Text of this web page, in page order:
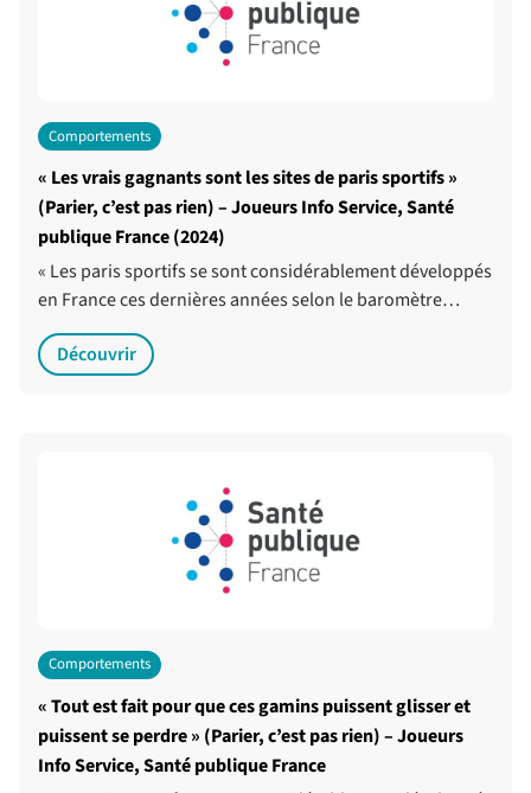
Comportements
« Les vrais gagnants sont les sites de paris sportifs »
(Parier, c’est pas rien) – Joueurs Info Service, Santé
publique France (2024)
« Les paris sportifs se sont considérablement développés
en France ces dernières années selon le baromètre…
Découvrir
Comportements
« Tout est fait pour que ces gamins puissent glisser et
puissent se perdre » (Parier, c’est pas rien) – Joueurs
Info Service, Santé publique France